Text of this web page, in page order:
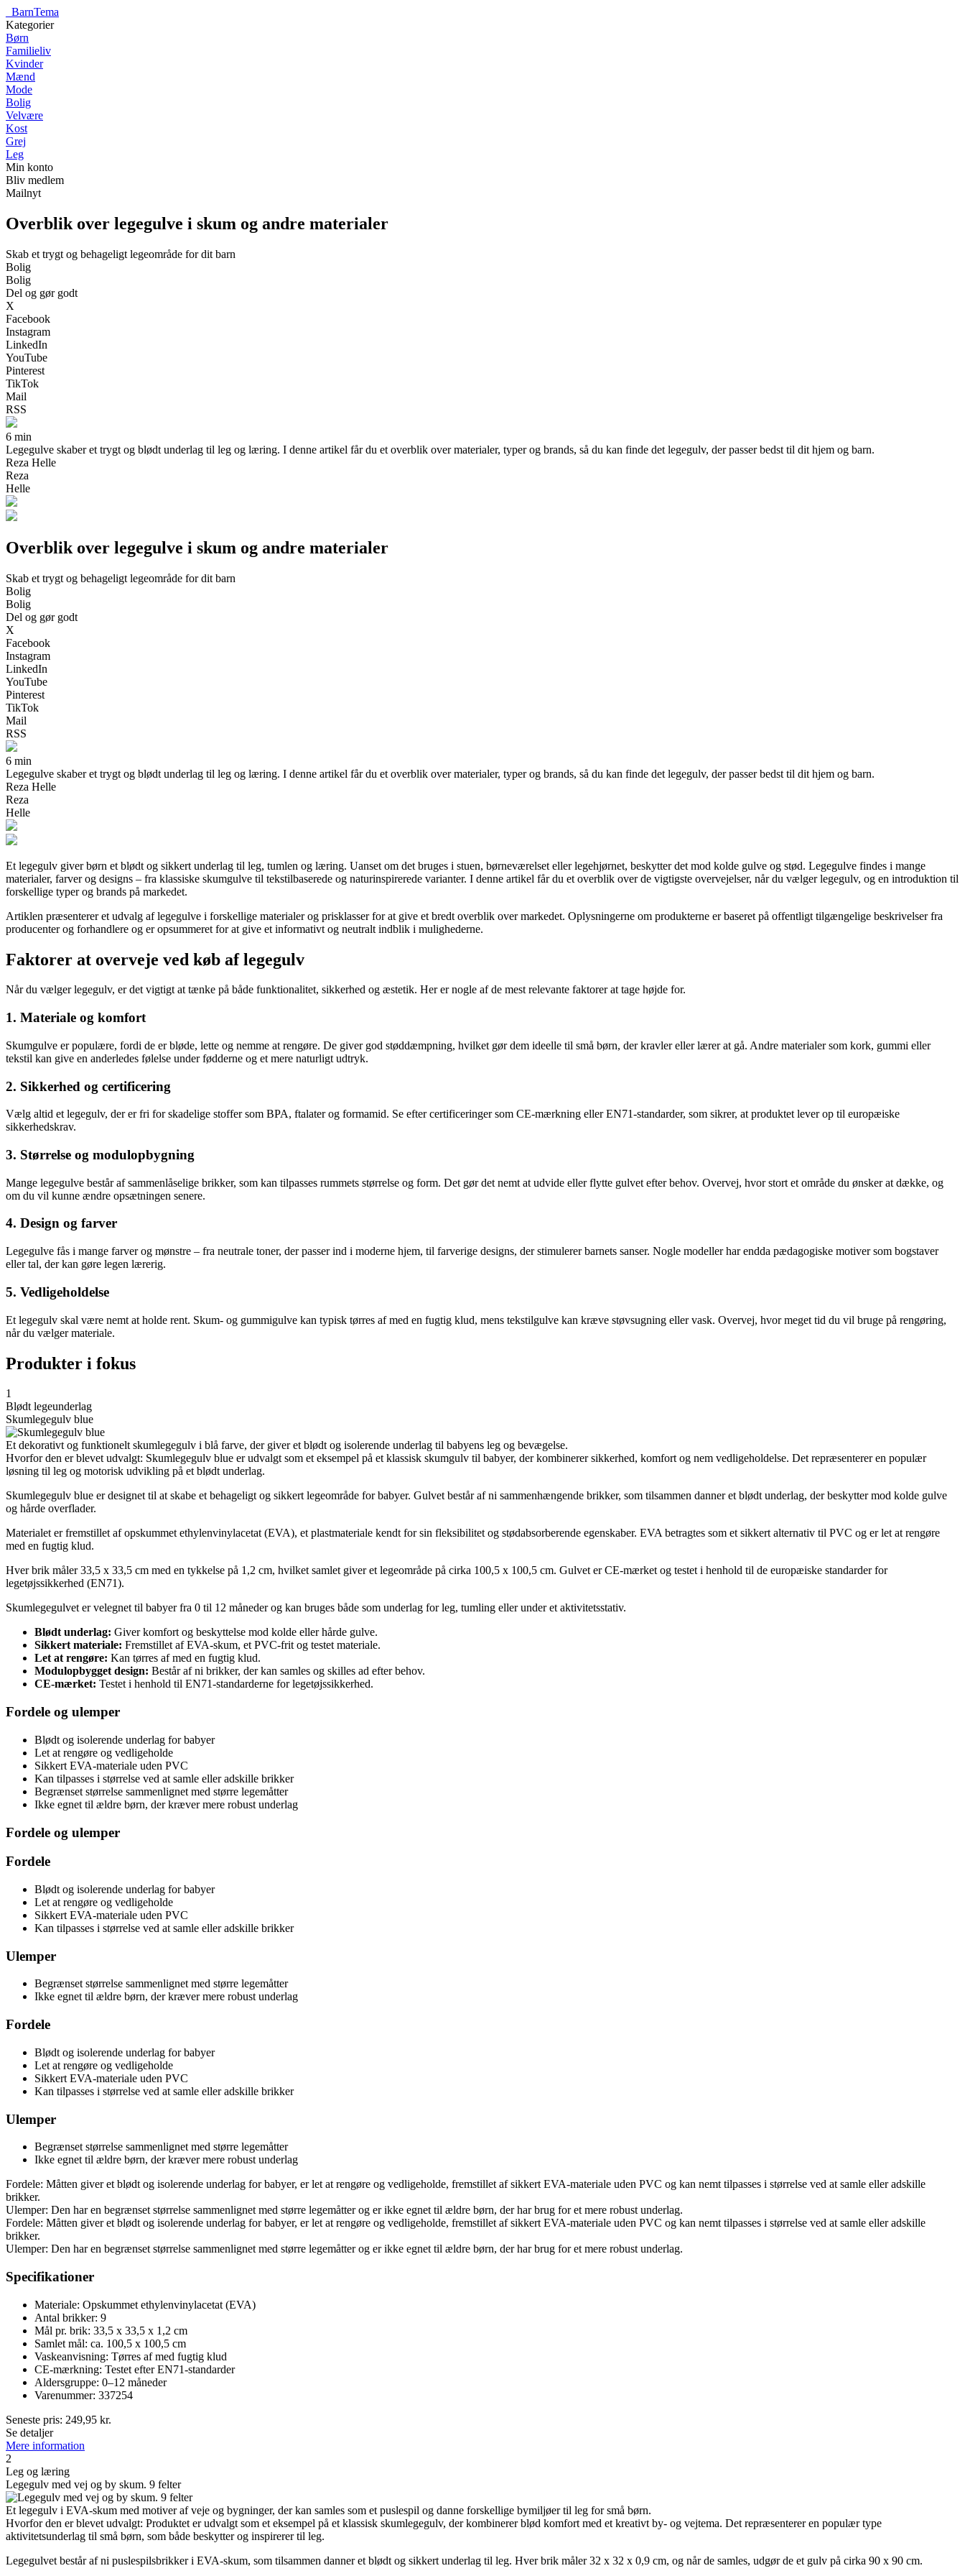
BarnTema
Kategorier
Børn
Familieliv
Kvinder
Mænd
Mode
Bolig
Velvære
Kost
Grej
Leg
Min konto
Bliv medlem
Mailnyt
Overblik over legegulve i skum og andre materialer
Skab et trygt og behageligt legeområde for dit barn
Bolig
Bolig
Del og gør godt
X
Facebook
Instagram
LinkedIn
YouTube
Pinterest
TikTok
Mail
RSS
6 min
Legegulve skaber et trygt og blødt underlag til leg og læring. I denne artikel får du et overblik over materialer, typer og brands, så du kan finde det legegulv, der passer bedst til dit hjem og barn.
Reza Helle
Reza
Helle
Overblik over legegulve i skum og andre materialer
Skab et trygt og behageligt legeområde for dit barn
Bolig
Bolig
Del og gør godt
X
Facebook
Instagram
LinkedIn
YouTube
Pinterest
TikTok
Mail
RSS
6 min
Legegulve skaber et trygt og blødt underlag til leg og læring. I denne artikel får du et overblik over materialer, typer og brands, så du kan finde det legegulv, der passer bedst til dit hjem og barn.
Reza Helle
Reza
Helle
Et legegulv giver børn et blødt og sikkert underlag til leg, tumlen og læring. Uanset om det bruges i stuen, børneværelset eller legehjørnet, beskytter det mod kolde gulve og stød. Legegulve findes i mange
materialer, farver og designs – fra klassiske skumgulve til tekstilbaserede og naturinspirerede varianter. I denne artikel får du et overblik over de vigtigste overvejelser, når du vælger legegulv, og en introduktion til
forskellige typer og brands på markedet.
Artiklen præsenterer et udvalg af legegulve i forskellige materialer og prisklasser for at give et bredt overblik over markedet. Oplysningerne om produkterne er baseret på offentligt tilgængelige beskrivelser fra
producenter og forhandlere og er opsummeret for at give et informativt og neutralt indblik i mulighederne.
Faktorer at overveje ved køb af legegulv
Når du vælger legegulv, er det vigtigt at tænke på både funktionalitet, sikkerhed og æstetik. Her er nogle af de mest relevante faktorer at tage højde for.
1. Materiale og komfort
Skumgulve er populære, fordi de er bløde, lette og nemme at rengøre. De giver god støddæmpning, hvilket gør dem ideelle til små børn, der kravler eller lærer at gå. Andre materialer som kork, gummi eller
tekstil kan give en anderledes følelse under fødderne og et mere naturligt udtryk.
2. Sikkerhed og certificering
Vælg altid et legegulv, der er fri for skadelige stoffer som BPA, ftalater og formamid. Se efter certificeringer som CE-mærkning eller EN71-standarder, som sikrer, at produktet lever op til europæiske
sikkerhedskrav.
3. Størrelse og modulopbygning
Mange legegulve består af sammenlåselige brikker, som kan tilpasses rummets størrelse og form. Det gør det nemt at udvide eller flytte gulvet efter behov. Overvej, hvor stort et område du ønsker at dække, og
om du vil kunne ændre opsætningen senere.
4. Design og farver
Legegulve fås i mange farver og mønstre – fra neutrale toner, der passer ind i moderne hjem, til farverige designs, der stimulerer barnets sanser. Nogle modeller har endda pædagogiske motiver som bogstaver
eller tal, der kan gøre legen lærerig.
5. Vedligeholdelse
Et legegulv skal være nemt at holde rent. Skum- og gummigulve kan typisk tørres af med en fugtig klud, mens tekstilgulve kan kræve støvsugning eller vask. Overvej, hvor meget tid du vil bruge på rengøring,
når du vælger materiale.
Produkter i fokus
1
Blødt legeunderlag
Skumlegegulv blue
Et dekorativt og funktionelt skumlegegulv i blå farve, der giver et blødt og isolerende underlag til babyens leg og bevægelse.
Hvorfor den er blevet udvalgt: Skumlegegulv blue er udvalgt som et eksempel på et klassisk skumgulv til babyer, der kombinerer sikkerhed, komfort og nem vedligeholdelse. Det repræsenterer en populær
løsning til leg og motorisk udvikling på et blødt underlag.
Skumlegegulv blue er designet til at skabe et behageligt og sikkert legeområde for babyer. Gulvet består af ni sammenhængende brikker, som tilsammen danner et blødt underlag, der beskytter mod kolde gulve
og hårde overflader.
Materialet er fremstillet af opskummet ethylenvinylacetat (EVA), et plastmateriale kendt for sin fleksibilitet og stødabsorberende egenskaber. EVA betragtes som et sikkert alternativ til PVC og er let at rengøre
med en fugtig klud.
Hver brik måler 33,5 x 33,5 cm med en tykkelse på 1,2 cm, hvilket samlet giver et legeområde på cirka 100,5 x 100,5 cm. Gulvet er CE-mærket og testet i henhold til de europæiske standarder for
legetøjssikkerhed (EN71).
Skumlegegulvet er velegnet til babyer fra 0 til 12 måneder og kan bruges både som underlag for leg, tumling eller under et aktivitetsstativ.
Blødt underlag: Giver komfort og beskyttelse mod kolde eller hårde gulve.
Sikkert materiale: Fremstillet af EVA-skum, et PVC-frit og testet materiale.
Let at rengøre: Kan tørres af med en fugtig klud.
Modulopbygget design: Består af ni brikker, der kan samles og skilles ad efter behov.
CE-mærket: Testet i henhold til EN71-standarderne for legetøjssikkerhed.
Fordele og ulemper
Blødt og isolerende underlag for babyer
Let at rengøre og vedligeholde
Sikkert EVA-materiale uden PVC
Kan tilpasses i størrelse ved at samle eller adskille brikker
Begrænset størrelse sammenlignet med større legemåtter
Ikke egnet til ældre børn, der kræver mere robust underlag
Fordele og ulemper
Fordele
Blødt og isolerende underlag for babyer
Let at rengøre og vedligeholde
Sikkert EVA-materiale uden PVC
Kan tilpasses i størrelse ved at samle eller adskille brikker
Ulemper
Begrænset størrelse sammenlignet med større legemåtter
Ikke egnet til ældre børn, der kræver mere robust underlag
Fordele
Blødt og isolerende underlag for babyer
Let at rengøre og vedligeholde
Sikkert EVA-materiale uden PVC
Kan tilpasses i størrelse ved at samle eller adskille brikker
Ulemper
Begrænset størrelse sammenlignet med større legemåtter
Ikke egnet til ældre børn, der kræver mere robust underlag
Fordele: Måtten giver et blødt og isolerende underlag for babyer, er let at rengøre og vedligeholde, fremstillet af sikkert EVA-materiale uden PVC og kan nemt tilpasses i størrelse ved at samle eller adskille
brikker.
Ulemper: Den har en begrænset størrelse sammenlignet med større legemåtter og er ikke egnet til ældre børn, der har brug for et mere robust underlag.
Fordele: Måtten giver et blødt og isolerende underlag for babyer, er let at rengøre og vedligeholde, fremstillet af sikkert EVA-materiale uden PVC og kan nemt tilpasses i størrelse ved at samle eller adskille
brikker.
Ulemper: Den har en begrænset størrelse sammenlignet med større legemåtter og er ikke egnet til ældre børn, der har brug for et mere robust underlag.
Specifikationer
Materiale: Opskummet ethylenvinylacetat (EVA)
Antal brikker: 9
Mål pr. brik: 33,5 x 33,5 x 1,2 cm
Samlet mål: ca. 100,5 x 100,5 cm
Vaskeanvisning: Tørres af med fugtig klud
CE-mærkning: Testet efter EN71-standarder
Aldersgruppe: 0–12 måneder
Varenummer: 337254
Seneste pris: 249,95 kr.
Se detaljer
Mere information
2
Leg og læring
Legegulv med vej og by skum. 9 felter
Et legegulv i EVA-skum med motiver af veje og bygninger, der kan samles som et puslespil og danne forskellige bymiljøer til leg for små børn.
Hvorfor den er blevet udvalgt: Produktet er udvalgt som et eksempel på et klassisk skumlegegulv, der kombinerer blød komfort med et kreativt by- og vejtema. Det repræsenterer en populær type
aktivitetsunderlag til små børn, som både beskytter og inspirerer til leg.
Legegulvet består af ni puslespilsbrikker i EVA-skum, som tilsammen danner et blødt og sikkert underlag til leg. Hver brik måler 32 x 32 x 0,9 cm, og når de samles, udgør de et gulv på cirka 90 x 90 cm.